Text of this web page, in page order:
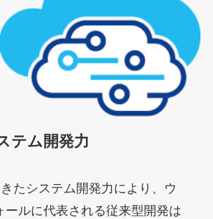
テム開発力
たシステム開発力により、ウ
ールに代表される従来型開発は